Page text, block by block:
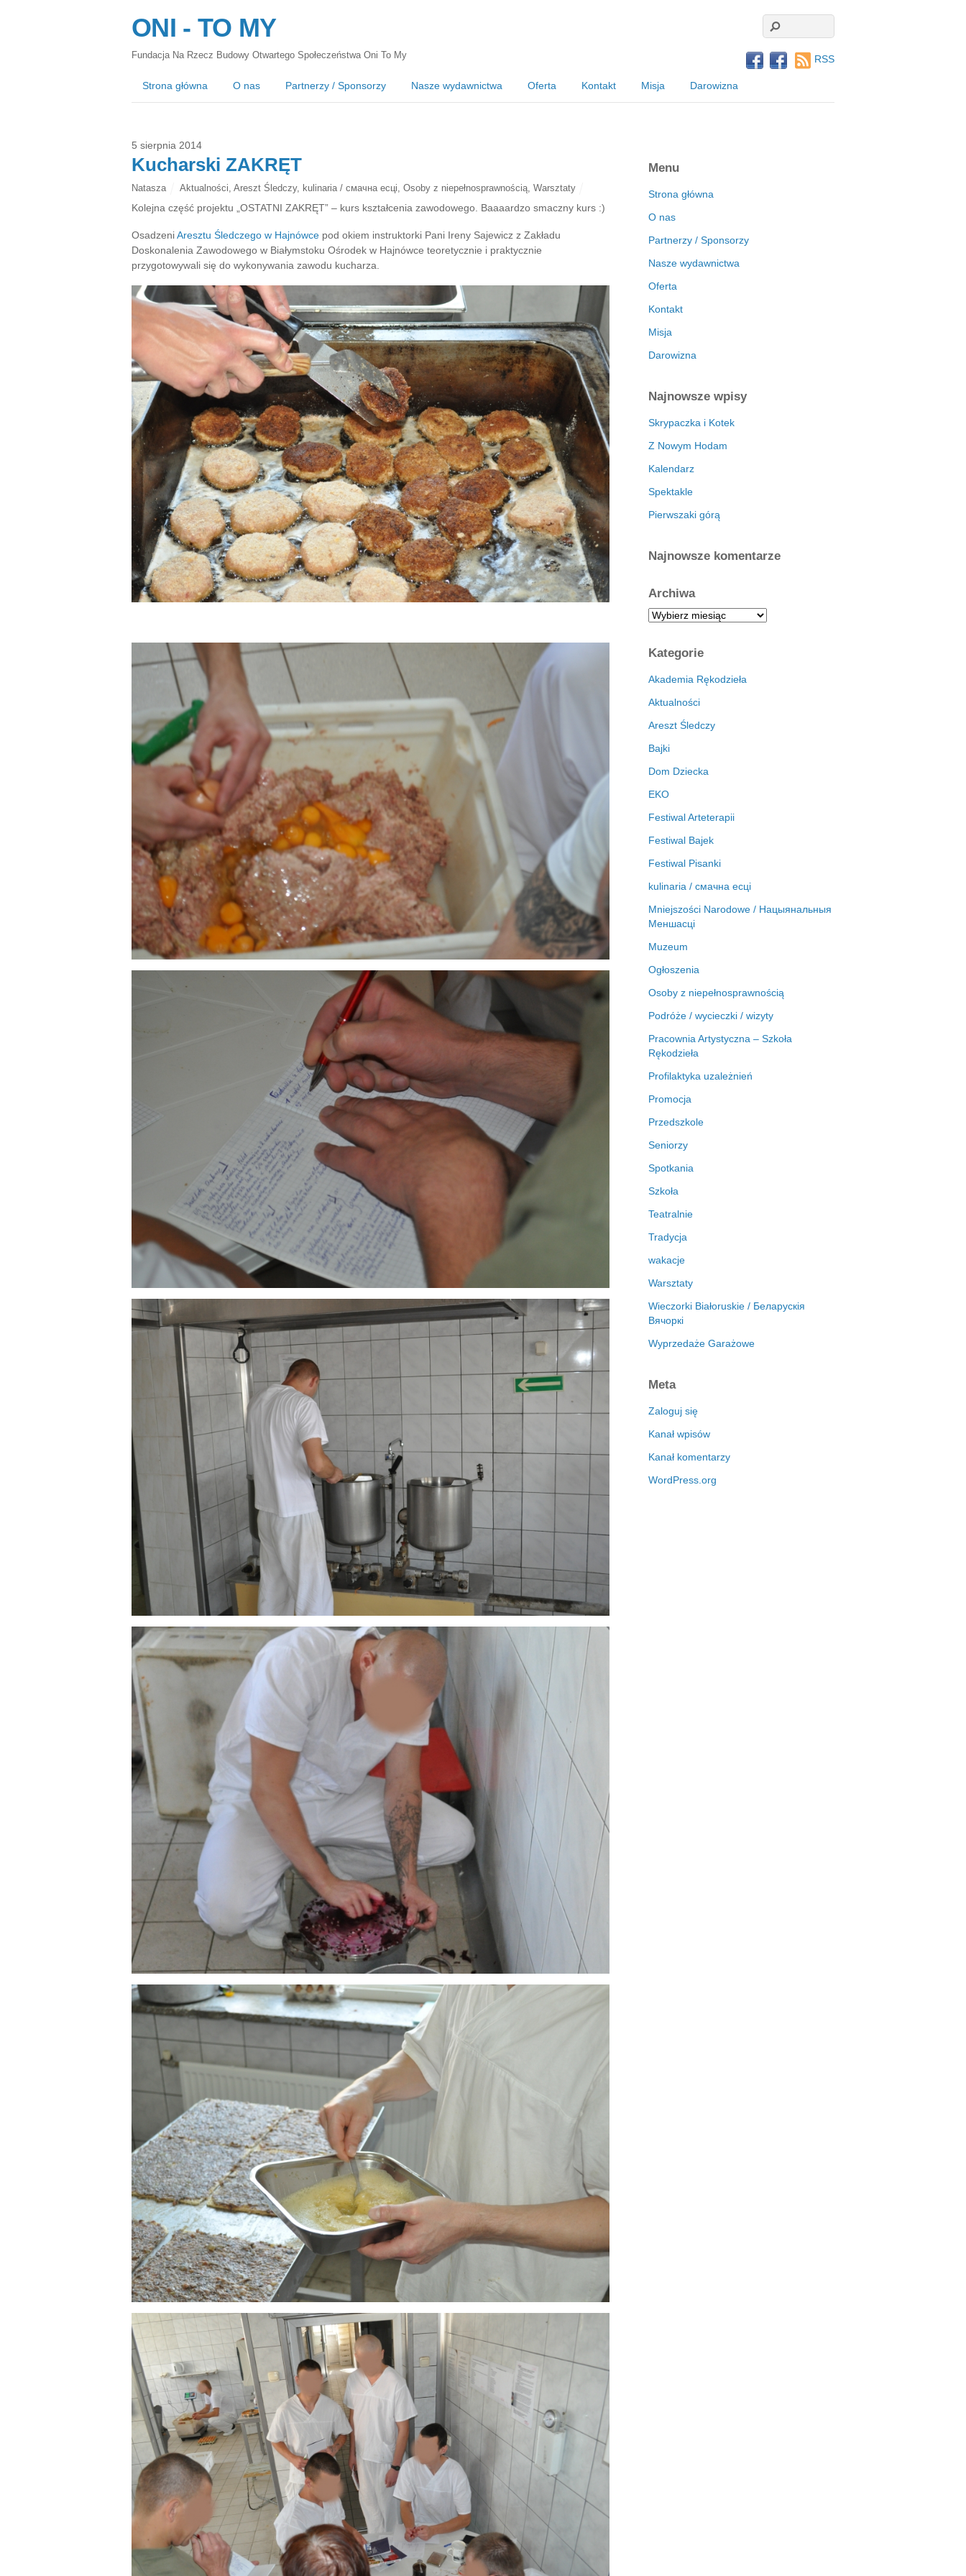
ONI - TO MY
Fundacja Na Rzecz Budowy Otwartego Społeczeństwa Oni To My
Strona główna O nas Partnerzy / Sponsorzy Nasze wydawnictwa Oferta Kontakt Misja Darowizna
RSS
5 sierpnia 2014
Kucharski ZAKRĘT
Natasza Aktualności Areszt Śledczy, kulinaria / смачна есці Osoby z niepełnosprawnością, Warsztaty
Kolejna część projektu „OSTATNI ZAKRĘT” – kurs kształcenia zawodowego. Baaaardzo smaczny kurs :)
OsadzeniAresztu Śledczego w Hajnówce pod okiem instruktorki Pani Ireny Sajewicz z Zakładu
Doskonalenia Zawodowego w Białymstoku Ośrodek w Hajnówce teoretycznie i praktycznie
przygotowywali się do wykonywania zawodu kucharza.
Menu
Strona główna
O nas
Partnerzy / Sponsorzy
Nasze wydawnictwa
Oferta
Kontakt
Misja
Darowizna
Najnowsze wpisy
Skrypaczka i Kotek
Z Nowym Hodam
Kalendarz
Spektakle
Pierwszaki górą
Najnowsze komentarze
Archiwa
A
h
i
a
Kategorie
Akademia Rękodzieła
Aktualności
Areszt Śledczy
Bajki
Dom Dziecka
EKO
Festiwal Arteterapii
Festiwal Bajek
Festiwal Pisanki
kulinaria / смачна есці
Mniejszości Narodowe / Нацыянальныя
Меншасці
Muzeum
Ogłoszenia
Osoby z niepełnosprawnością
Podróże / wycieczki / wizyty
Pracownia Artystyczna – Szkoła
Rękodzieła
Profilaktyka uzależnień
Promocja
Przedszkole
Seniorzy
Spotkania
Szkoła
Teatralnie
Tradycja
wakacje
Warsztaty
Wieczorki Białoruskie / Беларускія
Вячоркі
Wyprzedaże Garażowe
Meta
Zaloguj się
Kanał wpisów
Kanał komentarzy
WordPress.org